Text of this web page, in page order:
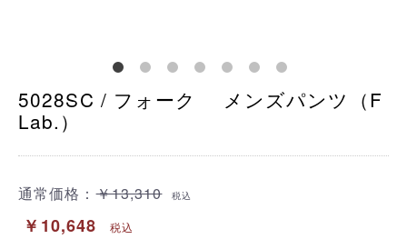
5028SC / フォーク メンズパンツ（F
Lab.）
通常価格：￥13,310 税込
￥10,648 税込